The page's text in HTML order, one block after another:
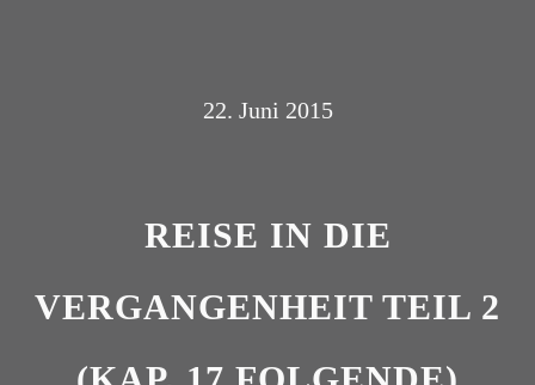
22. Juni 2015
REISE IN DIE
VERGANGENHEIT TEIL 2